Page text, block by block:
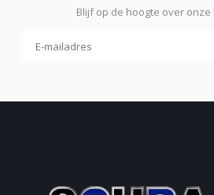
Blijf op de hoogte over